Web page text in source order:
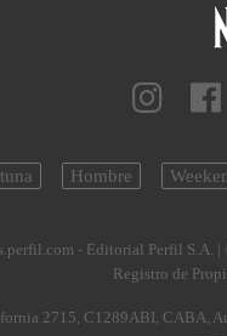
Hombre
- Editorial Perfil S.A. |
Registro de
2715, C1289ABI, CABA,